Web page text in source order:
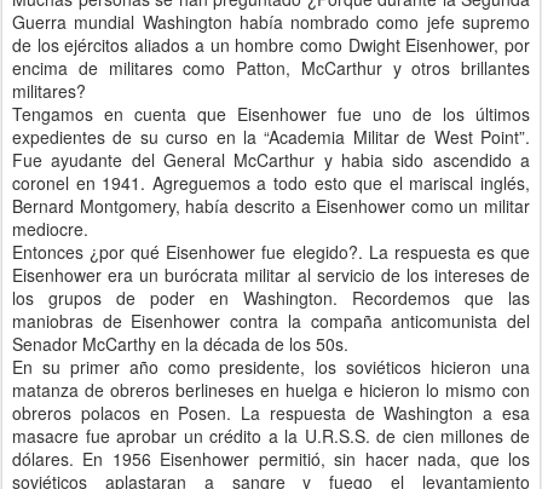
Guerra mundial Washington había nombrado como jefe supremo
de los ejércitos aliados a un hombre como Dwight Eisenhower, por
encima de militares como Patton, McCarthur y otros brillantes
militares?
Tengamos en cuenta que Eisenhower fue uno de los últimos
expedientes de su curso en la “Academia Militar de West Point”.
Fue ayudante del General McCarthur y habia sido ascendido a
coronel en 1941. Agreguemos a todo esto que el mariscal inglés,
Bernard Montgomery, había descrito a Eisenhower como un militar
mediocre.
Entonces ¿por qué Eisenhower fue elegido?. La respuesta es que
Eisenhower era un burócrata militar al servicio de los intereses de
los grupos de poder en Washington. Recordemos que las
maniobras de Eisenhower contra la compaña anticomunista del
Senador McCarthy en la década de los 50s.
En su primer año como presidente, los soviéticos hicieron una
matanza de obreros berlineses en huelga e hicieron lo mismo con
obreros polacos en Posen. La respuesta de Washington a esa
masacre fue aprobar un crédito a la U.R.S.S. de cien millones de
dólares. En 1956 Eisenhower permitió, sin hacer nada, que los
soviéticos aplastaran a sangre y fuego el levantamiento